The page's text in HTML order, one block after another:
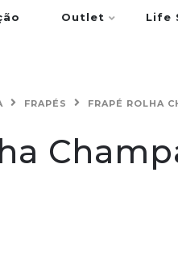
Outlet Life
FRAPÉS FRAPÉ ROLHA